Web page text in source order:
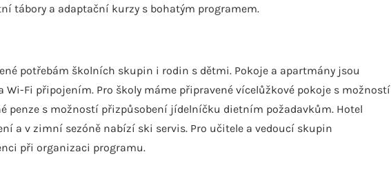
tábory a adaptační kurzy s bohatým programem.
potřebám školních skupin i rodin s dětmi. Pokoje a apartmány jsou
Fi připojením. Pro školy máme připravené vícelůžkové pokoje s možností
penze s možností přizpůsobení jídelníčku dietním požadavkům. Hotel
a v zimní sezóně nabízí ski servis. Pro učitele a vedoucí skupin
při organizaci programu.